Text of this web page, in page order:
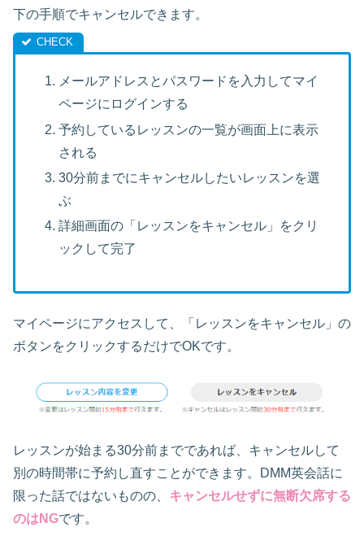
下の手順でキャンセルできます。
メールアドレスとパスワードを入力してマイ
ページにログインする
予約しているレッスンの一覧が画面上に表示
される
30分前までにキャンセルしたいレッスンを選
ぶ
詳細画面の「レッスンをキャンセル」をクリ
ックして完了
マイページにアクセスして、「レッスンをキャンセル」の
ボタンをクリックするだけでOKです。
レッスンが始まる30分前までであれば、キャンセルして
別の時間帯に予約し直すことができます。DMM英会話に
限った話ではないものの、 キャンセルせずに無断欠席する
のはNGです。